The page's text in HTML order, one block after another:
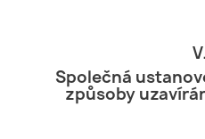
V.
Společná
způsoby